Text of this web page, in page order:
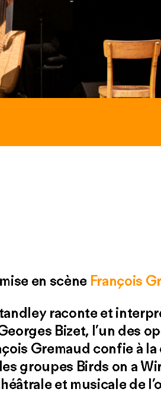
en scène François
raconte et
Bizet, l’un des
Gremaud confie à
groupes Birds on a
et musicale de